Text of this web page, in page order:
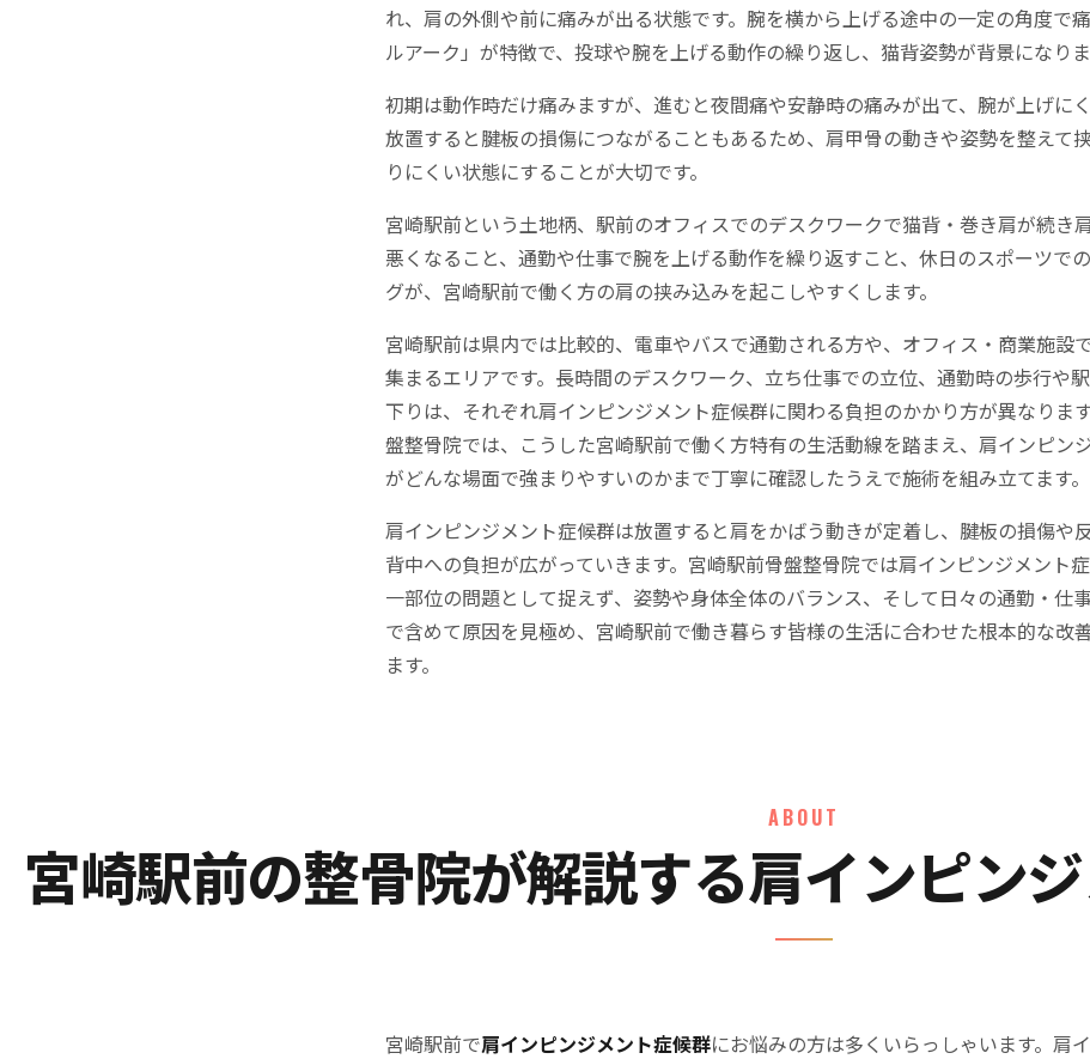
れ、肩の外側や前に痛みが出る状態です。腕を横から上げる途中の一定の角度で
ルアーク」が特徴で、投球や腕を上げる動作の繰り返し、猫背姿勢が背景になりま
初期は動作時だけ痛みますが、進むと夜間痛や安静時の痛みが出て、腕が上げにく
放置すると腱板の損傷につながることもあるため、肩甲骨の動きや姿勢を整えて
りにくい状態にすることが大切です。
宮崎駅前という土地柄、駅前のオフィスでのデスクワークで猫背・巻き肩が続き
悪くなること、通勤や仕事で腕を上げる動作を繰り返すこと、休日のスポーツで
グが、宮崎駅前で働く方の肩の挟み込みを起こしやすくします。
宮崎駅前は県内では比較的、電車やバスで通勤される方や、オフィス・商業施設
集まるエリアです。長時間のデスクワーク、立ち仕事での立位、通勤時の歩行や
下りは、それぞれ肩インピンジメント症候群に関わる負担のかかり方が異なりま
盤整骨院では、こうした宮崎駅前で働く方特有の生活動線を踏まえ、肩インピン
がどんな場面で強まりやすいのかまで丁寧に確認したうえで施術を組み立てます。
肩インピンジメント症候群は放置すると肩をかばう動きが定着し、腱板の損傷や
背中への負担が広がっていきます。宮崎駅前骨盤整骨院では肩インピンジメント
一部位の問題として捉えず、姿勢や身体全体のバランス、そして日々の通勤・仕
で含めて原因を見極め、宮崎駅前で働き暮らす皆様の生活に合わせた根本的な改
ます。
ABOUT
宮崎駅前の整骨院が解説する肩インピン
宮崎駅前で肩インピンジメント症候群にお悩みの方は多くいらっしゃいます。肩